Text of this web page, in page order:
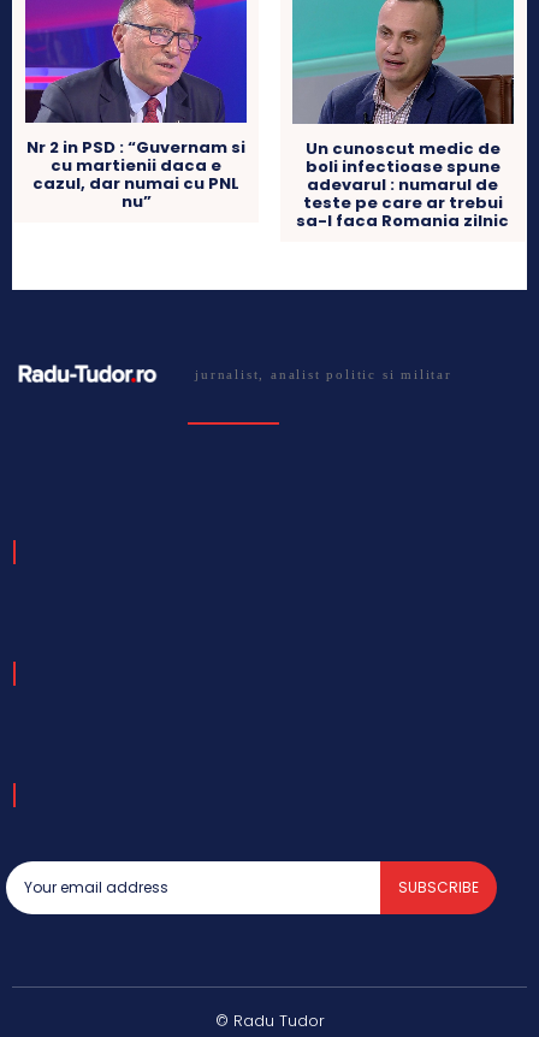
Nr 2 in PSD : “Guvernam si
cu martienii daca e
cazul, dar numai cu PNL
nu”
Un cunoscut medic de
boli infectioase spune
adevarul : numarul de
teste pe care ar trebui
sa-l faca Romania zilnic
jurnalist, analist politic si militar
SUBSCRIBE
© Radu Tudor